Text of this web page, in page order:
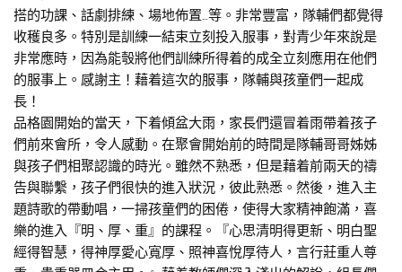
搭的功課、話劇排練、場地佈置…等。非常豐富，隊輔們都覺得
收穫良多。特別是訓練一結束立刻投入服事，對青少年來說是
非常應時，因為能彀將他們訓練所得着的成全立刻應用在他們
的服事上。感謝主！藉着這次的服事，隊輔與孩童們一起成
長！
品格園開始的當天，下着傾盆大雨，家長們還冒着雨帶着孩子
們前來會所，令人感動。在聚會開始前的時間是隊輔哥哥姊姊
與孩子們相聚認識的時光。雖然不熟悉，但是藉着前兩天的禱
告與聯繫，孩子們很快的進入狀況，彼此熟悉。然後，進入主
題詩歌的帶動唱，一掃孩童們的困倦，使得大家精神飽滿，喜
樂的進入『明、厚、重』的課程。『心思清明得更新、明白聖
經得智慧，得神厚愛心寬厚、照神喜悅厚待人，言行莊重人尊